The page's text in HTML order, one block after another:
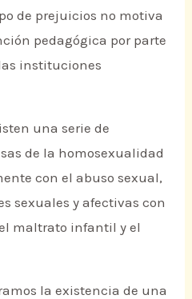
de prejuicios no motiva
pedagógica por parte
instituciones
una serie de
de la homosexualidad
con el abuso sexual,
sexuales y afectivas con
maltrato infantil y el
la existencia de una